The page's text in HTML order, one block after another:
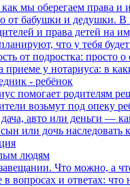
мы оберегаем права и
от бабушки и дедушки. В
и права детей на
что у тебя
от подростка: просто
приеме у нотариуса: в
- ребёнок
помогает родителям
возьмут под опеку
авто или деньги —
или дочь наследовать
людям
Что можно, а
в вопросах и ответах: что